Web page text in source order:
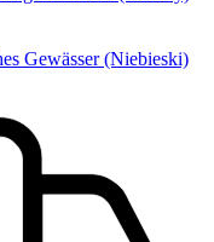
Gewässer (Niebieski)